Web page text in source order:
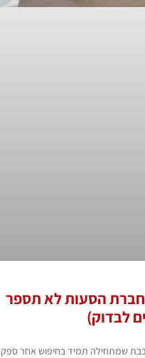
5 דברים שחברת הסעות לא תספר
לבדוק)
שמתחילה תמיד בחיפוש אחר ספק